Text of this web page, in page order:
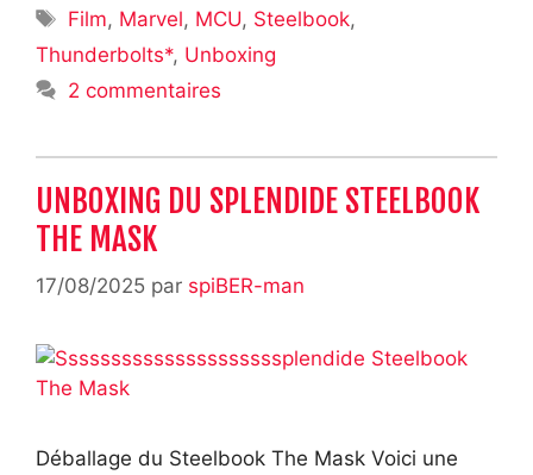
Étiquettes
Film, Marvel, MCU, Steelbook,
Thunderbolts*, Unboxing
2 commentaires
UNBOXING DU SPLENDIDE STEELBOOK
THE MASK
17/08/2025 par spiBER-man
Déballage du Steelbook The Mask Voici une